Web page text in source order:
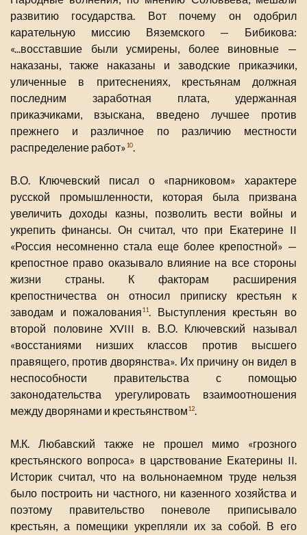
развитию государства. Вот почему он одобрил
карательную миссию Вяземского — Бибикова:
«...восставшие были усмирены, более виновные —
наказаны, также наказаны и заводские приказчики,
уличенные в притеснениях, крестьянам должная
последним заработная плата, удержанная
приказчиками, взыскана, введено лучшее против
прежнего и различное по различию местности
распределение работ»10.
В.О. Ключевский писал о «парниковом» характере
русской промышленности, которая была призвана
увеличить доходы казны, позволить вести войны и
укрепить финансы. Он считал, что при Екатерине II
«Россия несомненно стала еще более крепостной» —
крепостное право оказывало влияние на все стороны
жизни страны. К факторам расширения
крепостничества он относил приписку крестьян к
заводам и пожалования11. Выступления крестьян во
второй половине XVIII в. В.О. Ключевский называл
«восстаниями низших классов против высшего
правящего, против дворянства». Их причину он видел в
неспособности правительства с помощью
законодательства урегулировать взаимоотношения
между дворянами и крестьянством12.
М.К. Любавский также не прошел мимо «грозного
крестьянского вопроса» в царствование Екатерины II.
Историк считал, что на вольнонаемном труде нельзя
было построить ни частного, ни казенного хозяйства и
поэтому правительство поневоле приписывало
крестьян, а помещики укрепляли их за собой. В его